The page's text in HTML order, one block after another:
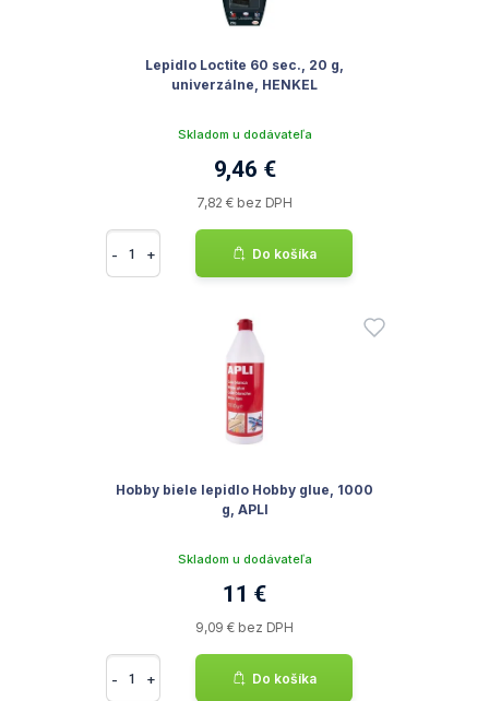
Lepidlo Loctite 60 sec., 20 g,
univerzálne, HENKEL
Skladom u dodávateľa
9,46 €
7,82 € bez DPH
- + Do košíka
Hobby biele lepidlo Hobby glue, 1000
g, APLI
Skladom u dodávateľa
11 €
9,09 € bez DPH
- + Do košíka